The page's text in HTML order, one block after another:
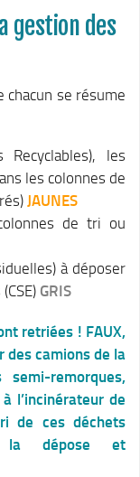
du sol)
gestion des
chacun se résume
Recyclables), les
les colonnes de
JAUNES
de tri ou
à déposer
GRIS
retriées ! FAUX,
des camions de la
semi-remorques,
l’incinérateur de
de ces déchets
la dépose et